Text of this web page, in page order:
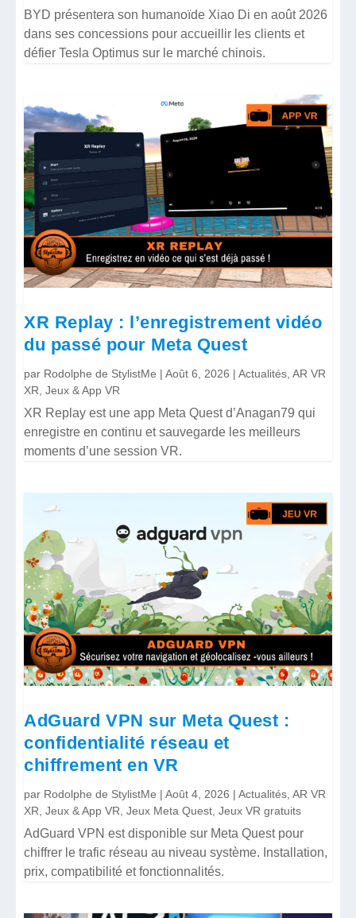
BYD présentera son humanoïde Xiao Di en août 2026
dans ses concessions pour accueillir les clients et
défier Tesla Optimus sur le marché chinois.
XR Replay : l’enregistrement vidéo
du passé pour Meta Quest
par Rodolphe de StylistMe |Août 6, 2026 |Actualités,AR VR
XR,Jeux & App VR
XR Replay est une app Meta Quest d’Anagan79 qui
enregistre en continu et sauvegarde les meilleurs
moments d’une session VR.
AdGuard VPN sur Meta Quest :
confidentialité réseau et
chiffrement en VR
par Rodolphe de StylistMe |Août 4, 2026 |Actualités,AR VR
XR,Jeux & App VR,Jeux Meta Quest,Jeux VR gratuits
AdGuard VPN est disponible sur Meta Quest pour
chiffrer le trafic réseau au niveau système. Installation,
prix, compatibilité et fonctionnalités.